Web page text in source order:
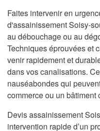
Faites intervenir en
d'assainissement Soisy-
au débouchage ou au
Techniques éprouvées et
venir rapidement et
dans vos canalisations.
nauséabondes qui
commerce ou un bâtiment
Devis assainissement
intervention rapide d’un